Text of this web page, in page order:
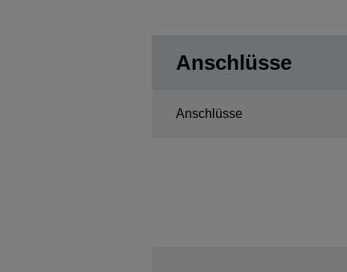
Anschlüsse
Anschlüsse